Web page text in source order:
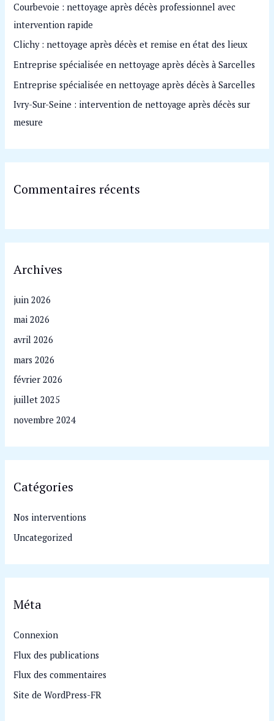
c
h
e
r
:
Courbevoie : nettoyage après décès professionnel avec
intervention rapide
Clichy : nettoyage après décès et remise en état des lieux
Entreprise spécialisée en nettoyage après décès à Sarcelles
Entreprise spécialisée en nettoyage après décès à Sarcelles
Ivry-Sur-Seine : intervention de nettoyage après décès sur
mesure
Commentaires récents
Archives
juin 2026
mai 2026
avril 2026
mars 2026
février 2026
juillet 2025
novembre 2024
Catégories
Nos interventions
Uncategorized
Méta
Connexion
Flux des publications
Flux des commentaires
Site de WordPress-FR